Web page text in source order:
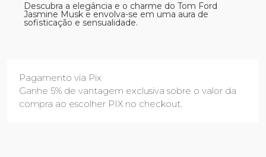
Descubra a elegância e o charme do Tom Ford
Jasmine Musk e envolva-se em uma aura de
sofisticação e sensualidade.
Pagamento via Pix
Ganhe 5% de vantagem exclusiva sobre o valor da
compra ao escolher PIX no checkout.